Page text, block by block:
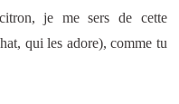
je me sers de cette
qui les adore), comme tu